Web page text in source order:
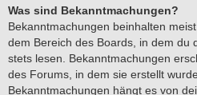
Was sind Bekanntmachungen?
Bekanntmachungen beinhalten
dem Bereich des Boards, in dem du
stets lesen. Bekanntmachungen
des Forums, in dem sie erstellt
Bekanntmachungen hängt es von